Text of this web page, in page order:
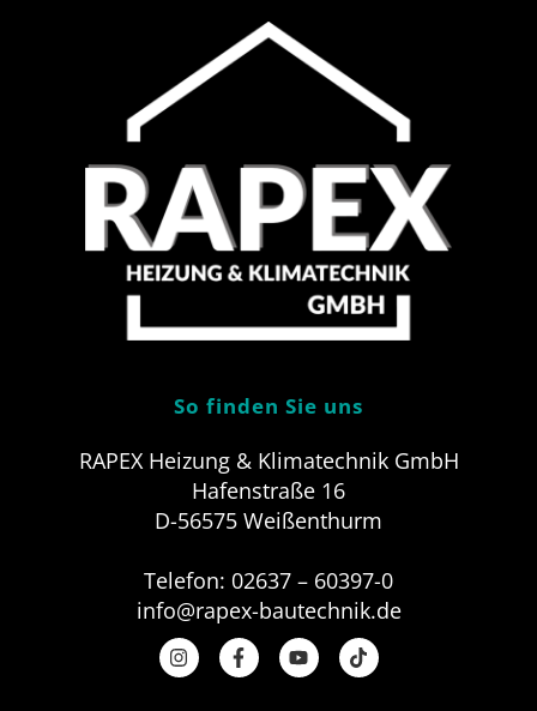
So finden Sie uns
RAPEX Heizung & Klimatechnik GmbH
Hafenstraße 16
D-56575 Weißenthurm
Telefon: 02637 – 60397-0
info@rapex-bautechnik.de